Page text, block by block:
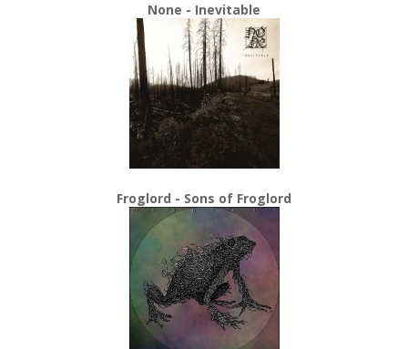
None - Inevitable
Froglord - Sons of Froglord